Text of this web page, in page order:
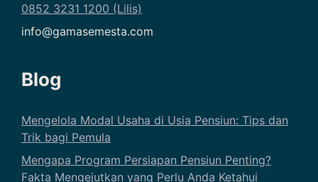
0852 3231 1200 (Lilis)
info@gamasemesta.com
Blog
Mengelola Modal Usaha di Usia Pensiun: Tips dan
Trik bagi Pemula
Mengapa Program Persiapan Pensiun Penting?
Fakta Mengejutkan yang Perlu Anda Ketahui